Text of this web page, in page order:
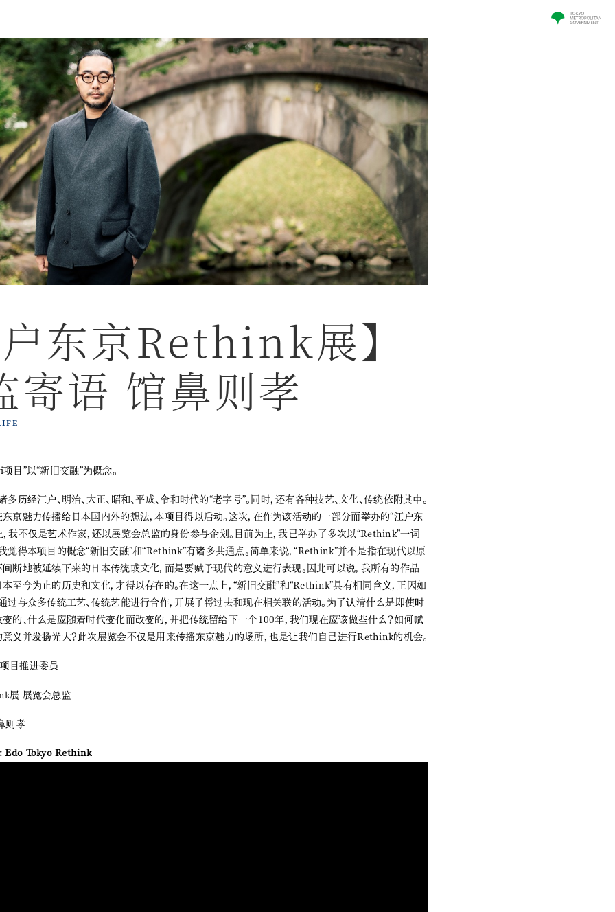
户东京Rethink展】
寄语 馆鼻则孝
项目”以“新旧交融”为概念。
多历经江户、明治、大正、昭和、平成、令和时代的“老字号”。同时，还有各种技艺、文化、传统依附其中。
京魅力传播给日本国内外的想法，本项目得以启动。这次，在作为该活动的一部分而举办的“江户东
我不仅是艺术作家，还以展览会总监的身份参与企划。目前为止，我已举办了多次以“Rethink”一词
觉得本项目的概念“新旧交融”和“Rethink”有诸多共通点。简单来说，“Rethink”并不是指在现代以原
断地被延续下来的日本传统或文化，而是要赋予现代的意义进行表现。因此可以说，我所有的作品
至今为止的历史和文化，才得以存在的。在这一点上，“新旧交融”和“Rethink”具有相同含义，正因如
过与众多传统工艺、传统艺能进行合作，开展了将过去和现在相关联的活动。为了认清什么是即使时
的、什么是应随着时代变化而改变的，并把传统留给下一个100年，我们现在应该做些什么？如何赋
义并发扬光大？此次展览会不仅是用来传播东京魅力的场所，也是让我们自己进行Rethink的机会。
目推进委员
展 展览会总监
则孝
Edo Tokyo Rethink